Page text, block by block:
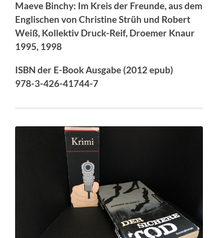
Maeve Binchy: Im Kreis der Freunde, aus dem
Englischen von Christine Strüh und Robert
Weiß, Kollektiv Druck-Reif, Droemer Knaur
1995, 1998
ISBN der E-Book Ausgabe (2012 epub)
978-3-426-41744-7